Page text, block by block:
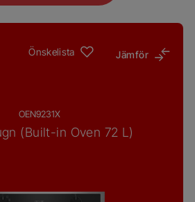
Önskelista Jämför
OEN9231X
(Built-in Oven 72 L)